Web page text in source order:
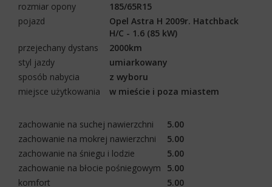
rozmiar opony
185/65R15
pojazd
Opel Astra H 2009r. Hatchback
H/C - 1.6 (85 kW)
przejechany dystans
2000km
styl jazdy
umiarkowany
sposób nabycia
z wyboru
miejsce użytkowania
w mieście i poza miastem
zachowanie na suchej nawierzchni
5.00
zachowanie na mokrej nawierzchni
5.00
zachowanie na śniegu i lodzie
5.00
zachowanie na błocie pośniegowym
5.00
komfort
5.00